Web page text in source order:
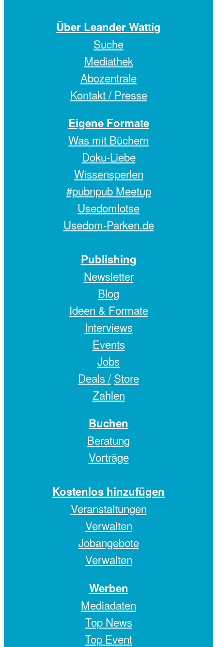
Über Leander Wattig
Suche
Mediathek
Abozentrale
Kontakt / Presse
Eigene Formate
Was mit Büchern
Doku-Liebe
Wissensperlen
#pubnpub Meetup
Usedomlotse
Usedom-Parken.de
Publishing
Newsletter
Blog
Ideen & Formate
Interviews
Events
Jobs
Deals / Store
Zahlen
Buchen
Beratung
Vorträge
Kostenlos hinzufügen
Veranstaltungen
Verwalten
Jobangebote
Verwalten
Werben
Mediadaten
Top News
Top Event